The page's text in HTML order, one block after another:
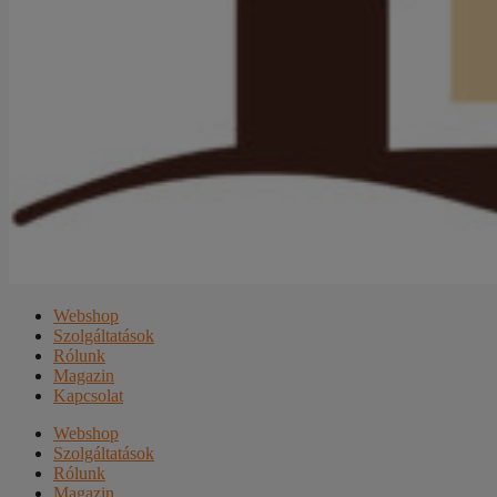
Webshop
Szolgáltatások
Rólunk
Magazin
Kapcsolat
Webshop
Szolgáltatások
Rólunk
Magazin